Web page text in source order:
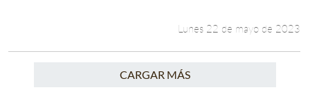
Lunes 22 de mayo de 2023
CARGAR MÁS